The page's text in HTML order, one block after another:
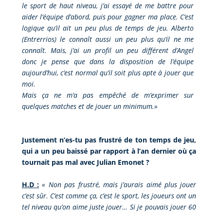
le sport de haut niveau, j’ai essayé de me battre pour
aider l’équipe d’abord, puis pour gagner ma place. C’est
logique qu’il ait un peu plus de temps de jeu. Alberto
(Entrerrios) le connaît aussi un peu plus qu’il ne me
connaît. Mais, j’ai un profil un peu différent d’Angel
donc je pense que dans la disposition de l’équipe
aujourd’hui, c’est normal qu’il soit plus apte à jouer que
moi.
Mais ça ne m’a pas empêché de m’exprimer sur
quelques matches et de jouer un minimum.»
Justement n’es-tu pas frustré de ton temps de jeu,
qui a un peu baissé par rapport à l’an dernier où ça
tournait pas mal avec Julian Emonet ?
H.D : « Non pas frustré, mais j’aurais aimé plus jouer
c’est sûr. C’est comme ça, c’est le sport, les joueurs ont un
tel niveau qu’on aime juste jouer… Si je pouvais jouer 60